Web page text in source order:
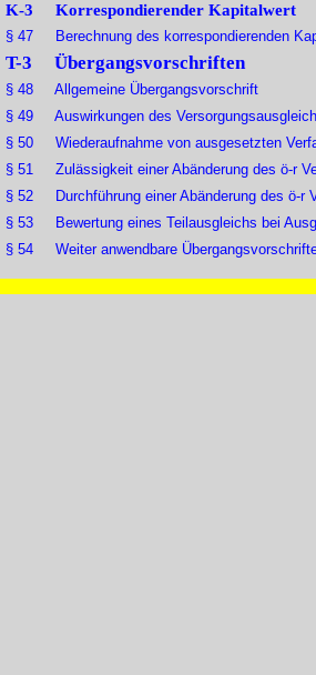
K-3 Korrespondierender Kapitalwert
§ 47 Berechnung des korrespondierenden
T-3 Übergangsvorschriften
§ 48 Allgemeine Übergangsvorschrift
§ 49 Auswirkungen des
§ 50 Wiederaufnahme von ausgesetzten
§ 51 Zulässigkeit einer Abänderung des ö-r
§ 52 Durchführung einer Abänderung des ö-r
§ 53 Bewertung eines Teilausgleichs bei
§ 54 Weiter anwendbare